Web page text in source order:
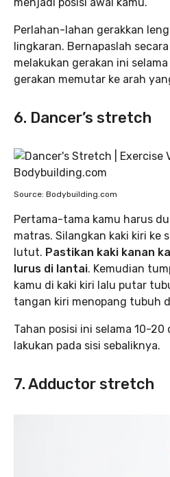
Perlahan-lahan gerakkan
lingkaran. Bernapaslah
melakukan gerakan ini
gerakan memutar ke arah
6. Dancer’s stretch
Source: Bodybuilding.com
Pertama-tama kamu harus
matras. Silangkan kaki kiri ke
lutut. Pastikan kaki kanan
lurus di lantai. Kemudian
kamu di kaki kiri lalu putar
tangan kiri menopang tubuh
Tahan posisi ini selama 10-
lakukan pada sisi sebaliknya.
7. Adductor stretch